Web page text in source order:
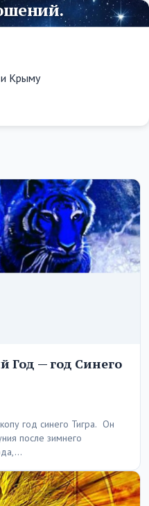
Крыму
Год — год Синего
год синего Тигра. Он
после зимнего